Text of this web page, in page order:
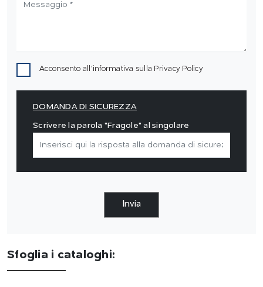
Acconsento all'informativa sulla Privacy Policy
DOMANDA DI SICUREZZA
Scrivere la parola "Fragole" al singolare
Invia
Sfoglia i cataloghi: